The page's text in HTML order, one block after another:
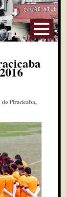
Piracicaba,